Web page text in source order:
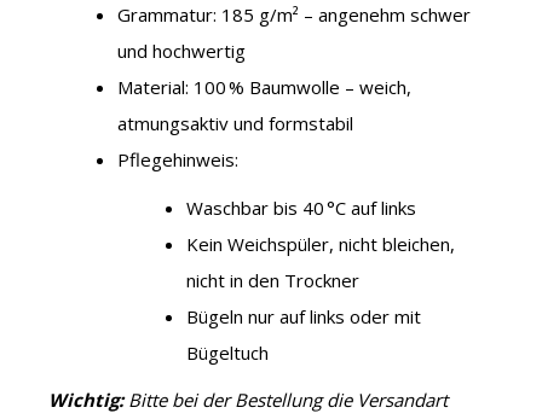
Grammatur: 185 g/m² – angenehm schwer
und hochwertig
Material: 100 % Baumwolle – weich,
atmungsaktiv und formstabil
Pflegehinweis:
Waschbar bis 40 °C auf links
Kein Weichspüler, nicht bleichen,
nicht in den Trockner
Bügeln nur auf links oder mit
Bügeltuch
Wichtig:Bitte bei der Bestellung die Versandart